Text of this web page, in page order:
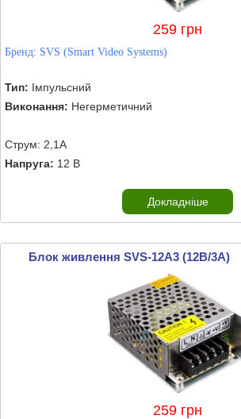
259 грн
Бренд: SVS (Smart Video Systems)
Тип: Імпульсний
Виконання: Негерметичний
Струм: 2,1А
Напруга: 12 В
Докладніше
Блок живлення SVS-12A3 (12В/3А)
259 грн